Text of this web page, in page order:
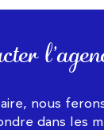
nous
dans les